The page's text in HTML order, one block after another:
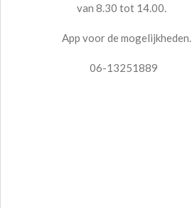
van 8.30 tot 14.00.
App voor de mogelijkheden.
06-13251889